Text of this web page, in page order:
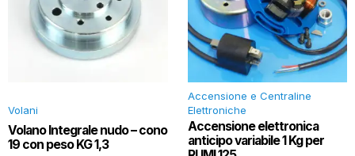
Volani
Volano Integrale nudo – cono
19 con peso KG 1,3
Accensione e Centraline
Elettroniche
Accensione elettronica
anticipo variabile 1 Kg per